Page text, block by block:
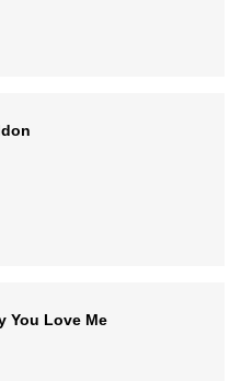
You Love Me